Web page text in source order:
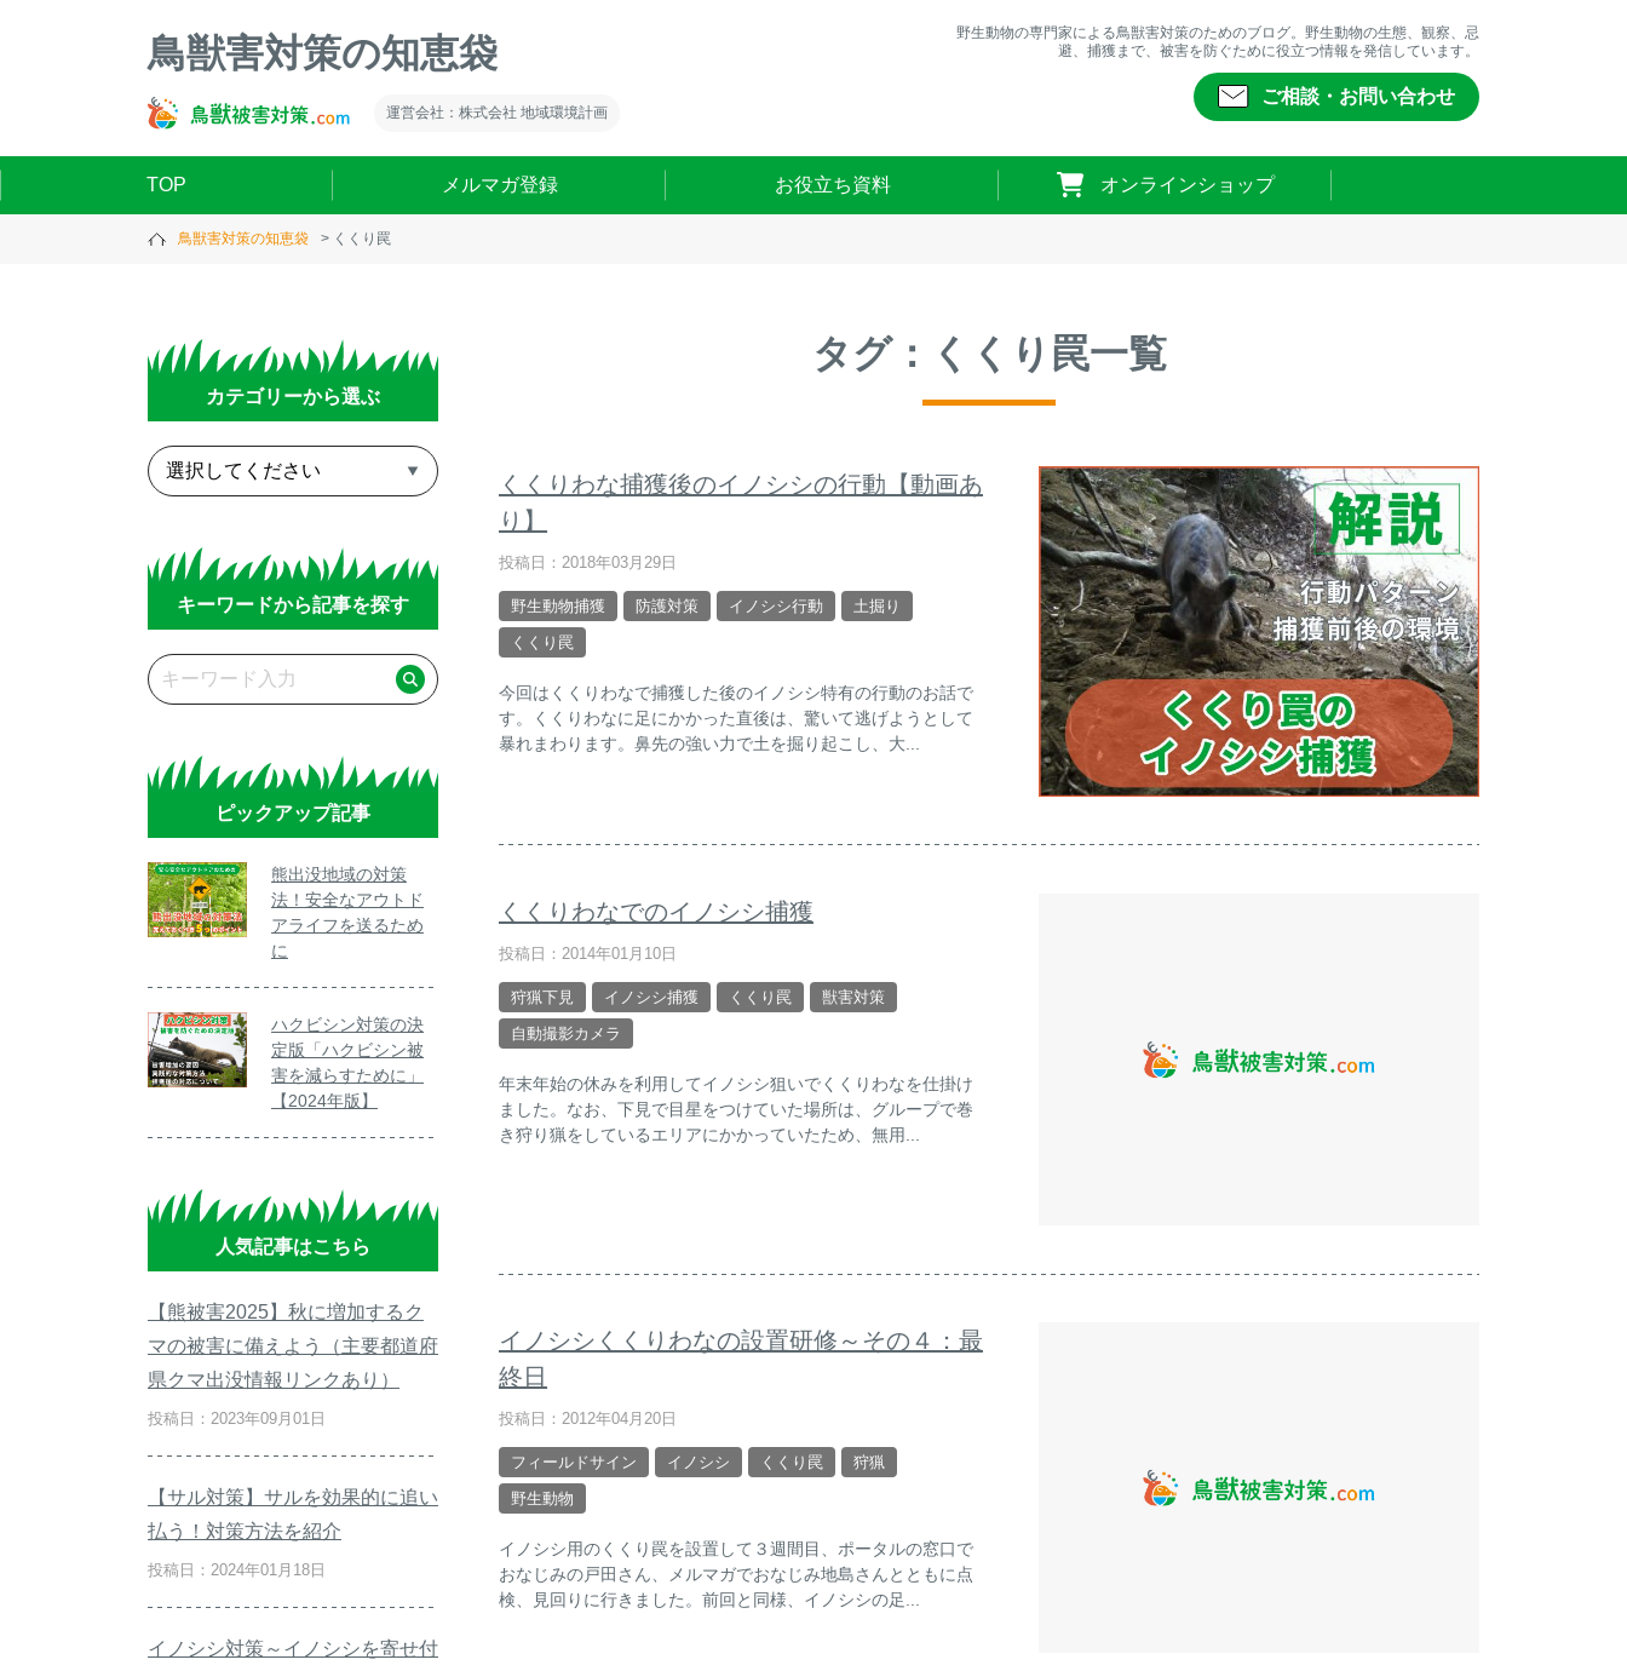
鳥獣害対策の知恵袋
運営会社：株式会社 地域環境計画
野生動物の専門家による鳥獣害対策のためのブログ。野生動物の生態、観察、忌
避、捕獲まで、被害を防ぐために役立つ情報を発信しています。
ご相談・お問い合わせ
TOP メルマガ登録 お役立ち資料 オンラインショップ
鳥獣害対策の知恵袋 くくり罠
カテゴリーから選ぶ
キーワードから記事を探す
ピックアップ記事
熊出没地域の対策
法！安全なアウトド
アライフを送るため
に
ハクビシン対策の決
定版「ハクビシン被
害を減らすために」
【2024年版】
人気記事はこちら
【熊被害2025】秋に増加するク
マの被害に備えよう（主要都道府
県クマ出没情報リンクあり）
投稿日：2023年09月01日
【サル対策】サルを効果的に追い
払う！対策方法を紹介
投稿日：2024年01月18日
イノシシ対策～イノシシを寄せ付
タグ：くくり罠一覧
くくりわな捕獲後のイノシシの行動【動画あ
り】
投稿日：2018年03月29日
野生動物捕獲 防護対策 イノシシ行動
土掘り
くくり罠
今回はくくりわなで捕獲した後のイノシシ特有の行動のお話で
す。くくりわなに足にかかった直後は、驚いて逃げようとして
暴れまわります。鼻先の強い力で土を掘り起こし、大...
くくりわなでのイノシシ捕獲
投稿日：2014年01月10日
狩猟下見 イノシシ捕獲 くくり罠
獣害対策
自動撮影カメラ
年末年始の休みを利用してイノシシ狙いでくくりわなを仕掛け
ました。なお、下見で目星をつけていた場所は、グループで巻
き狩り猟をしているエリアにかかっていたため、無用...
イノシシくくりわなの設置研修～その４：最
終日
投稿日：2012年04月20日
フィールドサイン イノシシ くくり罠
狩猟
野生動物
イノシシ用のくくり罠を設置して３週間目、ポータルの窓口で
おなじみの戸田さん、メルマガでおなじみ地島さんとともに点
検、見回りに行きました。前回と同様、イノシシの足...